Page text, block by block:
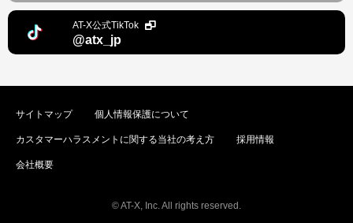
AT-X公式TikTok
@atx_jp
サイトマップ 個人情報保護について
カスタマーハラスメントに関する当社の考え方 採用情報
会社概要
© AT-X, Inc. All rights reserved.